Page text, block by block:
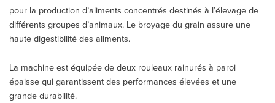
pour la production d’aliments concentrés destinés à l’élevage de
différents groupes d’animaux. Le broyage du grain assure une
haute digestibilité des aliments.
La machine est équipée de deux rouleaux rainurés à paroi
épaisse qui garantissent des performances élevées et une
grande durabilité.